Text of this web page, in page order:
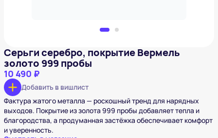
Серьги серебро, покрытие Вермель
золото 999 пробы
10 490 ₽
Добавить в вишлист
Фактура жатого металла — роскошный тренд для нарядных
выходов. Покрытие из золота 999 пробы добавляет тепла и
благородства, а продуманная застёжка обеспечивает комфорт
и уверенность.